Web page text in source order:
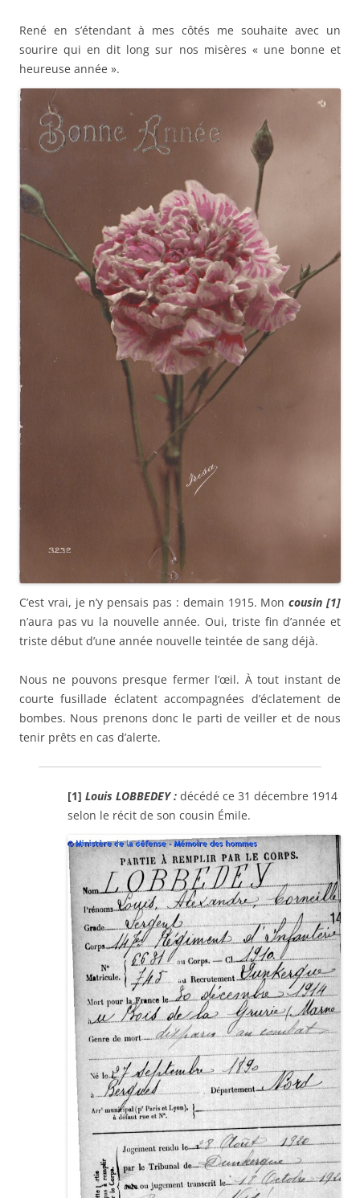
René en s’étendant à mes côtés me souhaite avec un
sourire qui en dit long sur nos misères « une bonne et
heureuse année ».
C’est vrai, je n’y pensais pas : demain 1915. Moncousin [1]
n’aura pas vu la nouvelle année. Oui, triste fin d’année et
triste début d’une année nouvelle teintée de sang déjà.
Nous ne pouvons presque fermer l’œil. À tout instant de
courte fusillade éclatent accompagnées d’éclatement de
bombes. Nous prenons donc le parti de veiller et de nous
tenir prêts en cas d’alerte.
[1] Louis LOBBEDEY : décédé ce 31 décembre 1914
selon le récit de son cousin Émile.